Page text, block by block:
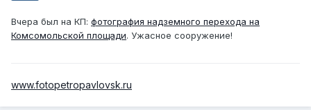
Вчера был на КП: фотография надземного перехода на
Комсомольской площади. Ужасное сооружение!
www.fotopetropavlovsk.ru